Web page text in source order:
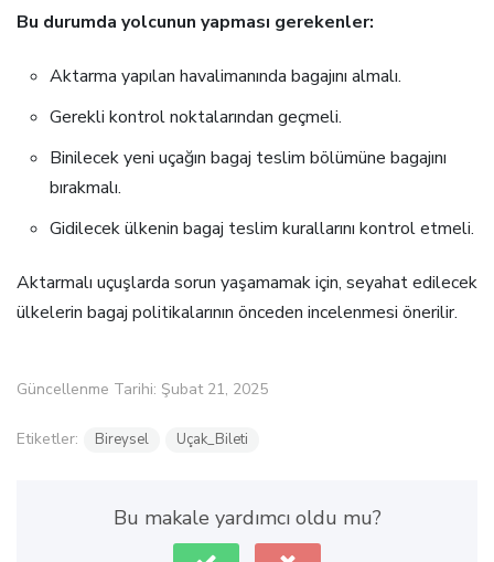
Bu durumda yolcunun yapması gerekenler:
Aktarma yapılan havalimanında bagajını almalı.
Gerekli kontrol noktalarından geçmeli.
Binilecek yeni uçağın bagaj teslim bölümüne bagajını
bırakmalı.
Gidilecek ülkenin bagaj teslim kurallarını kontrol etmeli.
Aktarmalı uçuşlarda sorun yaşamamak için, seyahat edilecek
ülkelerin bagaj politikalarının önceden incelenmesi önerilir.
Güncellenme Tarihi: Şubat 21, 2025
Etiketler: Bireysel Uçak_Bileti
Bu makale yardımcı oldu mu?